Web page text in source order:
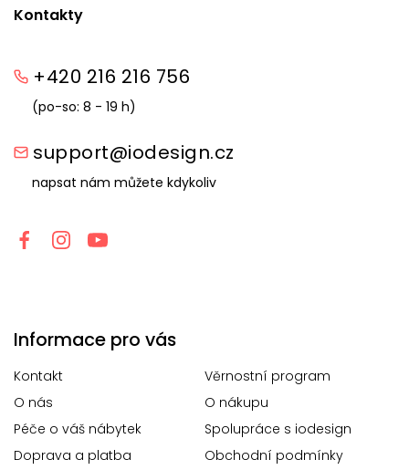
Kontakty
+420 216 216 756
(po-so: 8 - 19 h)
support@iodesign.cz
napsat nám můžete kdykoliv
Informace pro vás
Kontakt
Věrnostní program
O nás
O nákupu
Péče o váš nábytek
Spolupráce s iodesign
Doprava a platba
Obchodní podmínky